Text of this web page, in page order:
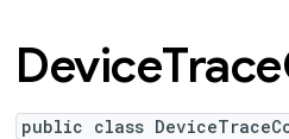
DeviceTrace
public class